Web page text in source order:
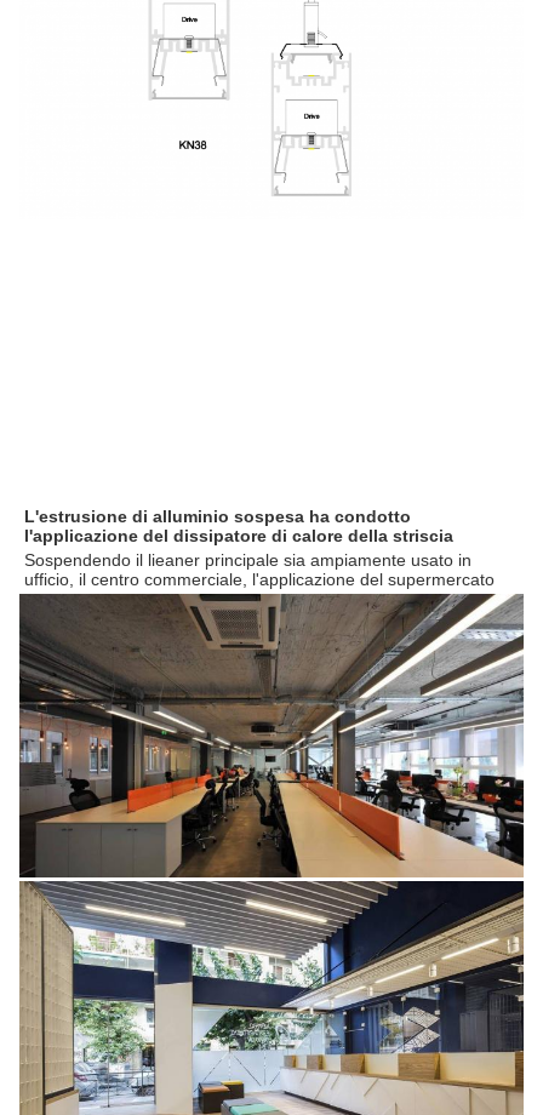
L'estrusione di alluminio sospesa ha condotto
l'applicazione del dissipatore di calore della striscia
Sospendendo il lieaner principale sia ampiamente usato in
ufficio, il centro commerciale, l'applicazione del supermercato